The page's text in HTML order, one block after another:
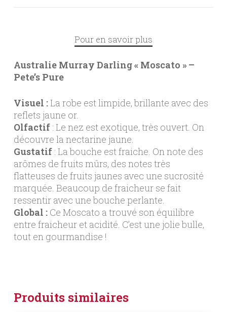
Pour en savoir plus
Australie Murray Darling « Moscato » –
Pete’s Pure
Visuel :La robe est limpide, brillante avec des
reflets jaune or.
Olfactif : Le nez est exotique, très ouvert. On
découvre la nectarine jaune.
Gustatif : La bouche est fraiche. On note des
arômes de fruits mûrs, des notes très
flatteuses de fruits jaunes avec une sucrosité
marquée. Beaucoup de fraicheur se fait
ressentir avec une bouche perlante.
Global : Ce Moscato a trouvé son équilibre
entre fraicheur et acidité. C’est une jolie bulle,
tout en gourmandise !
Produits similaires